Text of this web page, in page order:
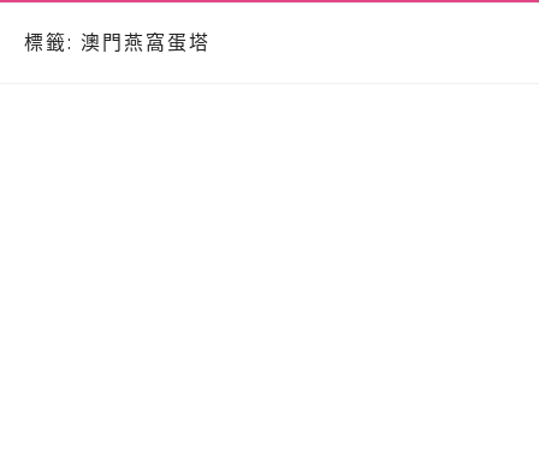
標籤: 澳門燕窩蛋塔